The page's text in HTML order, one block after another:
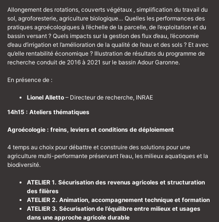
Allongement des rotations, couverts végétaux , simplification du travail du
sol, agroforesterie, agriculture biologique… Quelles les performances des
pratiques agroécologiques à l’échelle de la parcelle, de l’exploitation et du
bassin versant ? Quels impacts sur la gestion des flux d’eau, l’économie
d’eau d’irrigation et l’amélioration de la qualité de l’eau et des sols ? Et avec
qu’elle rentabilité économique ? Illustration de résultats du programme de
recherche conduit de 2016 à 2021 sur le bassin Adour Garonne.
En présence de :
Lionel Alletto – Directeur de recherche, INRAE
14h15 : Ateliers thématiques
Agroécologie : freins, leviers et conditions de déploiement
4 temps au choix pour débattre et construire des solutions pour une
agriculture multi-performante préservant l’eau, les milieux aquatiques et la
biodiversité.
ATELIER 1. Sécurisation des revenus agricoles et structuration
des filières
ATELIER 2. Animation, accompagnement technique et formation
ATELIER 3. Sécurisation de l’équilibre entre milieux et usages
dans une approche agricole durable